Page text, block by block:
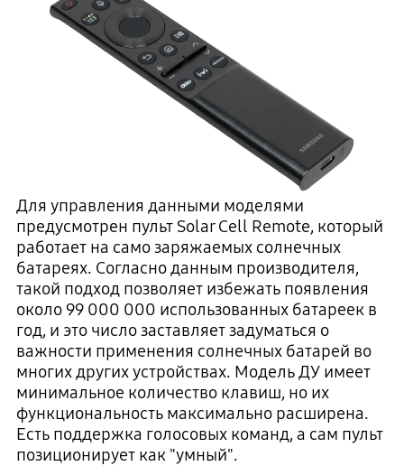
Для управления данными моделями
предусмотрен пульт Solar Cell Remote, который
работает на само заряжаемых солнечных
батареях. Согласно данным производителя,
такой подход позволяет избежать появления
около 99 000 000 использованных батареек в
год, и это число заставляет задуматься о
важности применения солнечных батарей во
многих других устройствах. Модель ДУ имеет
минимальное количество клавиш, но их
функциональность максимально расширена.
Есть поддержка голосовых команд, а сам пульт
позиционирует как "умный".